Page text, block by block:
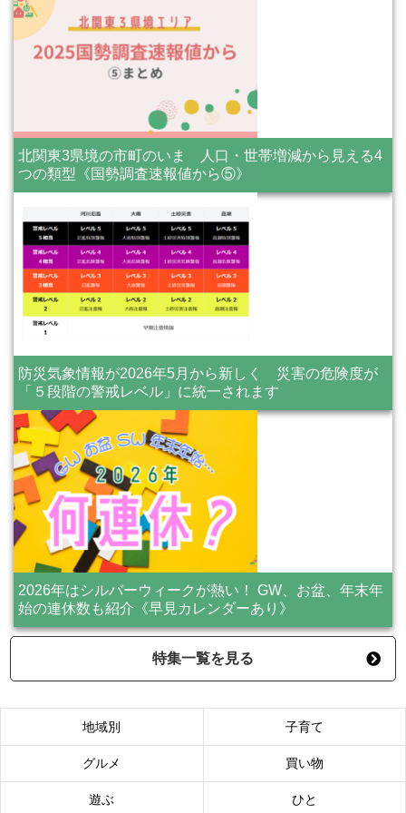
北関東3県境の市町のいま 人口・世帯増減から見える4
つの類型《国勢調査速報値から⑤》
防災気象情報が2026年5月から新しく 災害の危険度が
「５段階の警戒レベル」に統一されます
2026年はシルバーウィークが熱い！ GW、お盆、年末年
始の連休数も紹介《早見カレンダーあり》
特集一覧を見る
地域別 子育て
グルメ 買い物
遊ぶ ひと